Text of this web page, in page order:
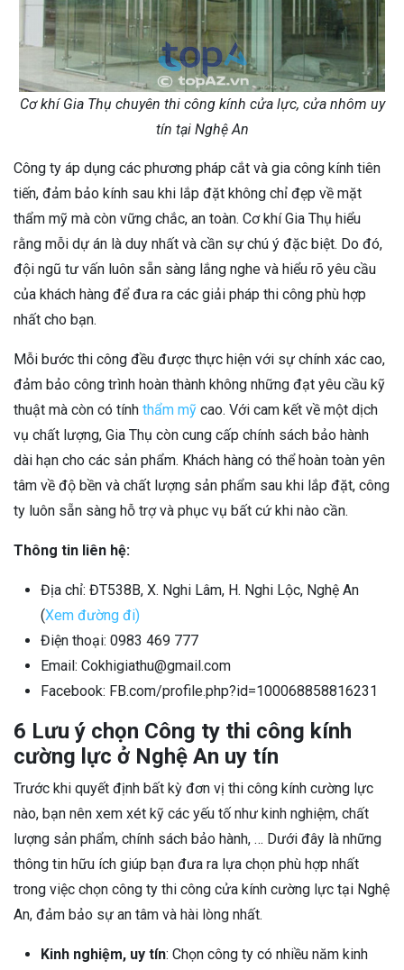
Cơ khí Gia Thụ chuyên thi công kính cửa lực, cửa nhôm uy
tín tại Nghệ An
Công ty áp dụng các phương pháp cắt và gia công kính tiên
tiến, đảm bảo kính sau khi lắp đặt không chỉ đẹp về mặt
thẩm mỹ mà còn vững chắc, an toàn. Cơ khí Gia Thụ hiểu
rằng mỗi dự án là duy nhất và cần sự chú ý đặc biệt. Do đó,
đội ngũ tư vấn luôn sẵn sàng lắng nghe và hiểu rõ yêu cầu
của khách hàng để đưa ra các giải pháp thi công phù hợp
nhất cho bạn.
Mỗi bước thi công đều được thực hiện với sự chính xác cao,
đảm bảo công trình hoàn thành không những đạt yêu cầu kỹ
thuật mà còn có tính thẩm mỹ cao. Với cam kết về một dịch
vụ chất lượng, Gia Thụ còn cung cấp chính sách bảo hành
dài hạn cho các sản phẩm. Khách hàng có thể hoàn toàn yên
tâm về độ bền và chất lượng sản phẩm sau khi lắp đặt, công
ty luôn sẵn sàng hỗ trợ và phục vụ bất cứ khi nào cần.
Thông tin liên hệ:
Địa chỉ: ĐT538B, X. Nghi Lâm, H. Nghi Lộc, Nghệ An
(Xem đường đi)
Điện thoại: 0983 469 777
Email: Cokhigiathu@gmail.com
Facebook: FB.com/profile.php?id=100068858816231
6 Lưu ý chọn Công ty thi công kính
cường lực ở Nghệ An uy tín
Trước khi quyết định bất kỳ đơn vị thi công kính cường lực
nào, bạn nên xem xét kỹ các yếu tố như kinh nghiệm, chất
lượng sản phẩm, chính sách bảo hành, … Dưới đây là những
thông tin hữu ích giúp bạn đưa ra lựa chọn phù hợp nhất
trong việc chọn công ty thi công cửa kính cường lực tại Nghệ
An, đảm bảo sự an tâm và hài lòng nhất.
Kinh nghiệm, uy tín: Chọn công ty có nhiều năm kinh